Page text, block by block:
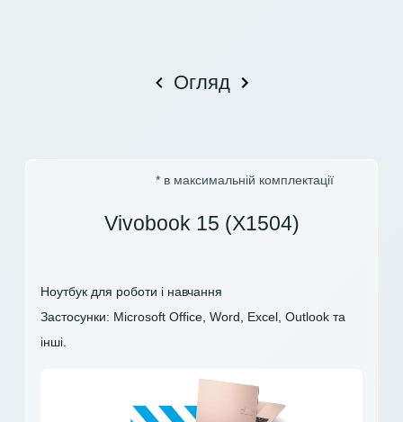
Огляд
* в максимальній комплектації
Vivobook 15 (X1504)
Ноутбук для роботи і навчання
Застосунки: Microsoft Office, Word, Excel, Outlook та
інші.